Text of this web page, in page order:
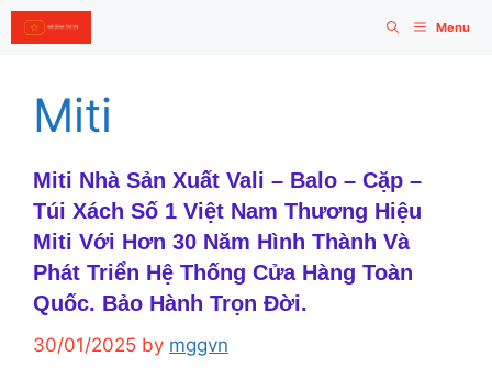
Skip
to
Menu
Miti
Miti Nhà Sản Xuất Vali – Balo – Cặp –
Túi Xách Số 1 Việt Nam Thương Hiệu
Miti Với Hơn 30 Năm Hình Thành Và
Phát Triển Hệ Thống Cửa Hàng Toàn
Quốc. Bảo Hành Trọn Đời.
30/01/2025 by mggvn